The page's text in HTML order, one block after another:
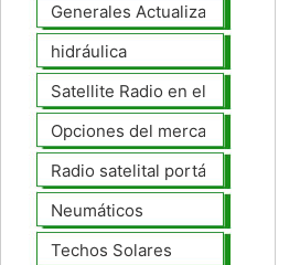
Generales Actualizaciones Auto
hidráulica
Satellite Radio en el tablero
Opciones del mercado de
Radio satelital portátil
Neumáticos
Techos Solares